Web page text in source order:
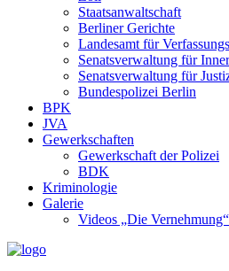
Staatsanwaltschaft
Berliner Gerichte
Landesamt für
Senatsverwaltung für
Senatsverwaltung für
Bundespolizei Berlin
BPK
JVA
Gewerkschaften
Gewerkschaft der Polizei
BDK
Kriminologie
Galerie
Videos „Die Vernehmung“